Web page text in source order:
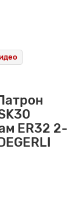
ER32 2-